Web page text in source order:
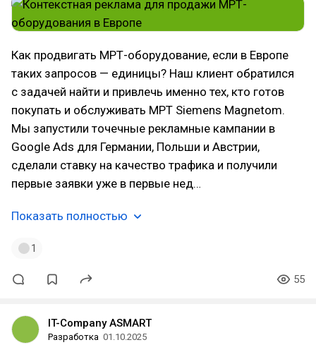
Как продвигать МРТ-оборудование, если в Европе
таких запросов — единицы? Наш клиент обратился
с задачей найти и привлечь именно тех, кто готов
покупать и обслуживать МРТ Siemens Magnetom.
Мы запустили точечные рекламные кампании в
Google Ads для Германии, Польши и Австрии,
сделали ставку на качество трафика и получили
первые заявки уже в первые нед…
Показать полностью
1
55
IT-Company ASMART
Разработка 01.10.2025